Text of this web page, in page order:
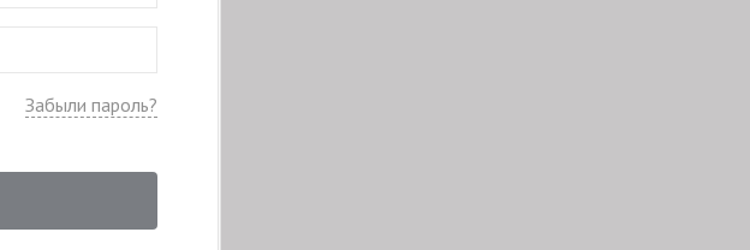
Забыли пароль?